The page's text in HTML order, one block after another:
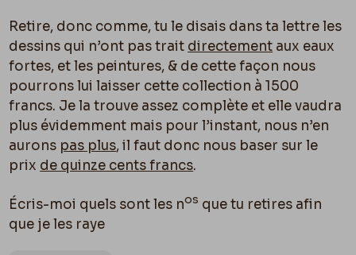
Retire, donc comme, tu le disais dans ta lettre les
dessins qui n’ont pas trait directement aux eaux
fortes, et les peintures, & de cette façon nous
pourrons lui laisser cette collection à 1500
francs. Je la trouve assez complète et elle vaudra
plus évidemment mais pour l’instant, nous n’en
aurons pas plus, il faut donc nous baser sur le
prix de quinze cents francs.
Écris-moi quels sont les nos que tu retires afin
que je les raye